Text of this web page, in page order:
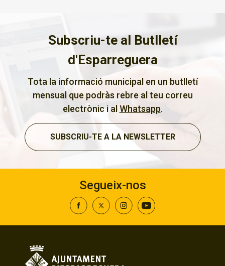
Subscriu-te al Butlletí
d'Esparreguera
Tota la informació municipal en un butlletí
mensual que podràs rebre al teu correu
electrònic i al Whatsapp.
SUBSCRIU-TE A LA NEWSLETTER
Segueix-nos